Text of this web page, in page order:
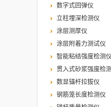
数字式回弹仪
立柱埋深检测仪
涂层测厚仪
涂层附着力测试仪
智能粘结强度检测仪
贯入式砂浆强度检
数显锚杆拉拔仪
钢筋笼长度检测仪